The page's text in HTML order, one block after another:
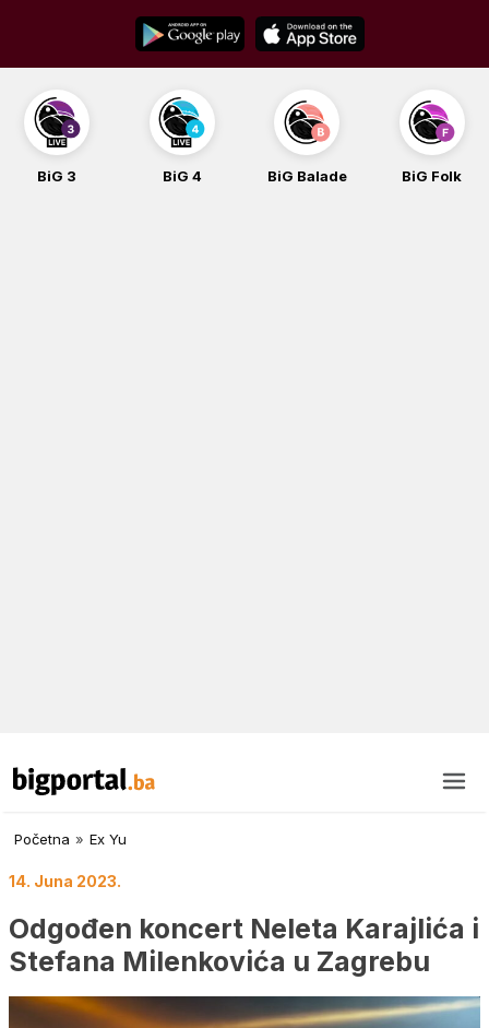
content
BiG 3 BiG 4 BiG Balade BiG Folk
Početna » Ex Yu
14. Juna 2023.
Odgođen koncert Neleta Karajlića i
Stefana Milenkovića u Zagrebu